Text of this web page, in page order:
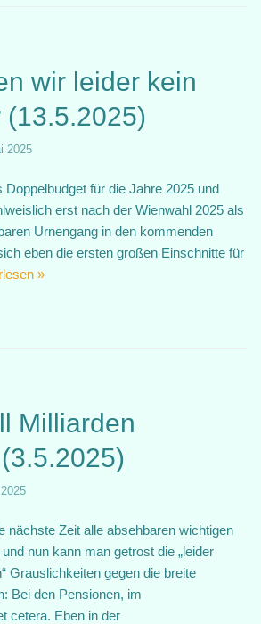
wir leider kein
2025
für die Jahre 2025 und
erst nach der Wienwahl 2025 als
Urnengang in den kommenden
eben die ersten großen Einschnitte für
»
Milliarden
nächste Zeit alle absehbaren wichtigen
nun kann man getrost die „leider
Grauslichkeiten gegen die breite
Bei den Pensionen, im
cetera. Eben in der